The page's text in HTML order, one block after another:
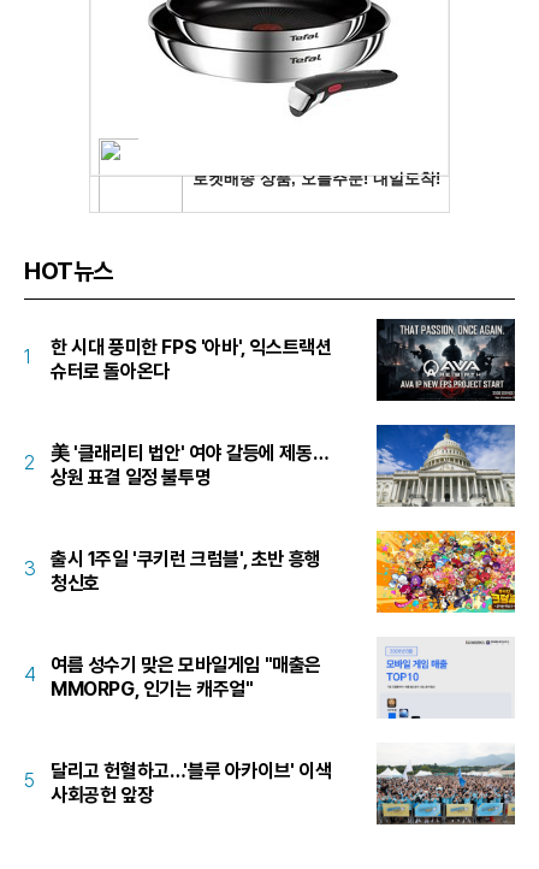
HOT뉴스
1
한 시대 풍미한 FPS '아바', 익스트랙션
슈터로 돌아온다
2
美 '클래리티 법안' 여야 갈등에 제동…
상원 표결 일정 불투명
3
출시 1주일 '쿠키런 크럼블', 초반 흥행
청신호
4
여름 성수기 맞은 모바일게임 "매출은
MMORPG, 인기는 캐주얼"
5
달리고 헌혈하고…'블루 아카이브' 이색
사회공헌 앞장